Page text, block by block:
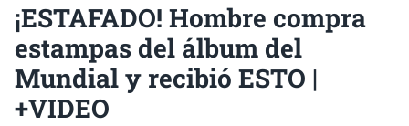
¡ESTAFADO! Hombre compra
estampas del álbum del
Mundial y recibió ESTO |
+VIDEO